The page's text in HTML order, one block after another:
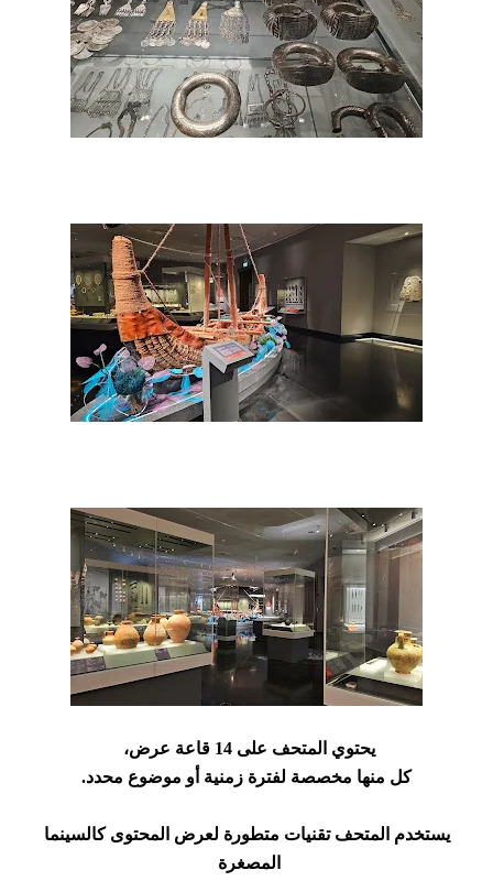
يحتوي المتحف على 14 قاعة عرض،
كل منها مخصصة لفترة زمنية أو موضوع محدد.
يستخدم المتحف تقنيات متطورة لعرض المحتوى كالسينما
المصغرة